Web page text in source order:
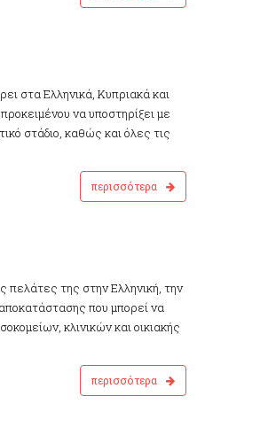
στα Ελληνικά, Κυπριακά και
να υποστηρίξει με
στάδιο, καθώς και όλες τις
περισσότερα
πελάτες της στην Ελληνική, την
που μπορεί να
κλινικών και οικιακής
περισσότερα